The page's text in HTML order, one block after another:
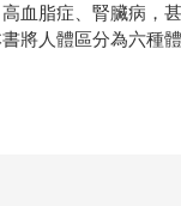
血脂症、腎臟病，
將人體區分為六種